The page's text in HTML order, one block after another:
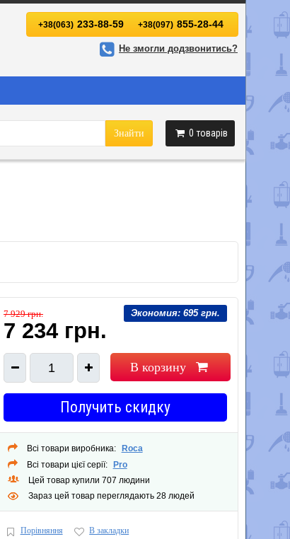
+38(063) 233-88-59 +38(097) 855-28-44
Не змогли додзвонитись?
0 товарів
Знайти
Экономия: 695 грн.
7 929 грн.
7 234 грн.
1 В корзину
Получить скидку
Всі товари виробника:
Roca
Всі товари цієї серії:
Pro
Цей товар купили 707 людини
Зараз цей товар переглядають 28 людей
Порівняння В закладки